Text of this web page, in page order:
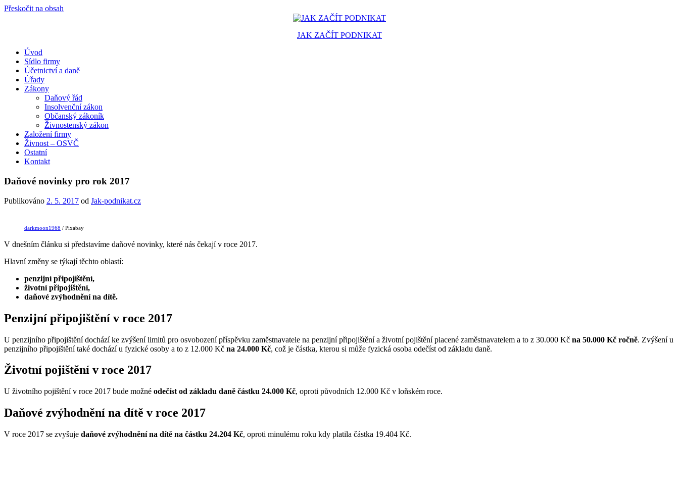
Přeskočit na obsah
JAK ZAČÍT PODNIKAT
Portál pro podnikatele
Úvod
Sídlo firmy
Účetnictví a daně
Úřady
Zákony
Daňový řád
Insolvenční zákon
Občanský zákoník
Živnostenský zákon
Založení firmy
Živnost – OSVČ
Ostatní
Kontakt
Daňové novinky pro rok 2017
Publikováno 2. 5. 2017 od Jak-podnikat.cz
darkmoon1968 / Pixabay
V dnešním článku si představíme daňové novinky, které nás čekají v roce 2017.
Hlavní změny se týkají těchto oblastí:
penzijní připojištění,
životní připojištění,
daňové zvýhodnění na dítě.
Penzijní připojištění v roce 2017
U penzijního připojištění dochází ke zvýšení limitů pro osvobození příspěvku zaměstnavatele na penzijní připojištění a životní pojištění placené zaměstnavatelem a to z 30.000 Kč na 50.000 Kč ročně. Zvýšení u
penzijního připojištění také dochází u fyzické osoby a to z 12.000 Kč na 24.000 Kč, což je částka, kterou si může fyzická osoba odečíst od základu daně.
Životní pojištění v roce 2017
U životního pojištění v roce 2017 bude možné odečíst od základu daně částku 24.000 Kč, oproti původních 12.000 Kč v loňském roce.
Daňové zvýhodnění na dítě v roce 2017
V roce 2017 se zvyšuje daňové zvýhodnění na dítě na částku 24.204 Kč, oproti minulému roku kdy platila částka 19.404 Kč.